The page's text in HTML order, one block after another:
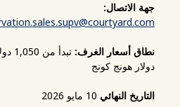
جهة الاتصال:
نطاق أسعار الغرف:
دولار هونج كونج
التاريخ النهائي